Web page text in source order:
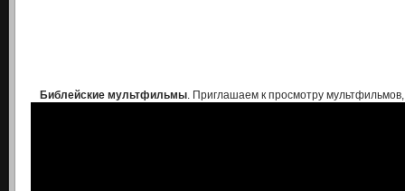
Библейские мультфильмы. Приглашаем к просмотру